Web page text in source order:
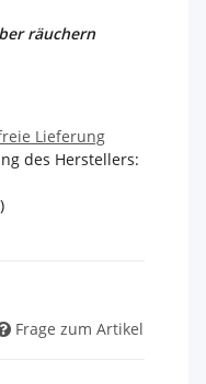
räuchern
Lieferung
des Herstellers:
)
Frage zum Artikel